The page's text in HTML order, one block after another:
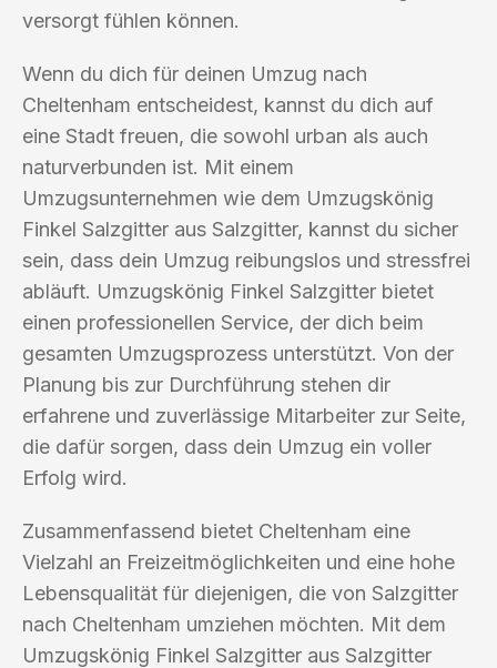
versorgt fühlen können.
Wenn du dich für deinen Umzug nach
Cheltenham entscheidest, kannst du dich auf
eine Stadt freuen, die sowohl urban als auch
naturverbunden ist. Mit einem
Umzugsunternehmen wie dem Umzugskönig
Finkel Salzgitter aus Salzgitter, kannst du sicher
sein, dass dein Umzug reibungslos und stressfrei
abläuft. Umzugskönig Finkel Salzgitter bietet
einen professionellen Service, der dich beim
gesamten Umzugsprozess unterstützt. Von der
Planung bis zur Durchführung stehen dir
erfahrene und zuverlässige Mitarbeiter zur Seite,
die dafür sorgen, dass dein Umzug ein voller
Erfolg wird.
Zusammenfassend bietet Cheltenham eine
Vielzahl an Freizeitmöglichkeiten und eine hohe
Lebensqualität für diejenigen, die von Salzgitter
nach Cheltenham umziehen möchten. Mit dem
Umzugskönig Finkel Salzgitter aus Salzgitter